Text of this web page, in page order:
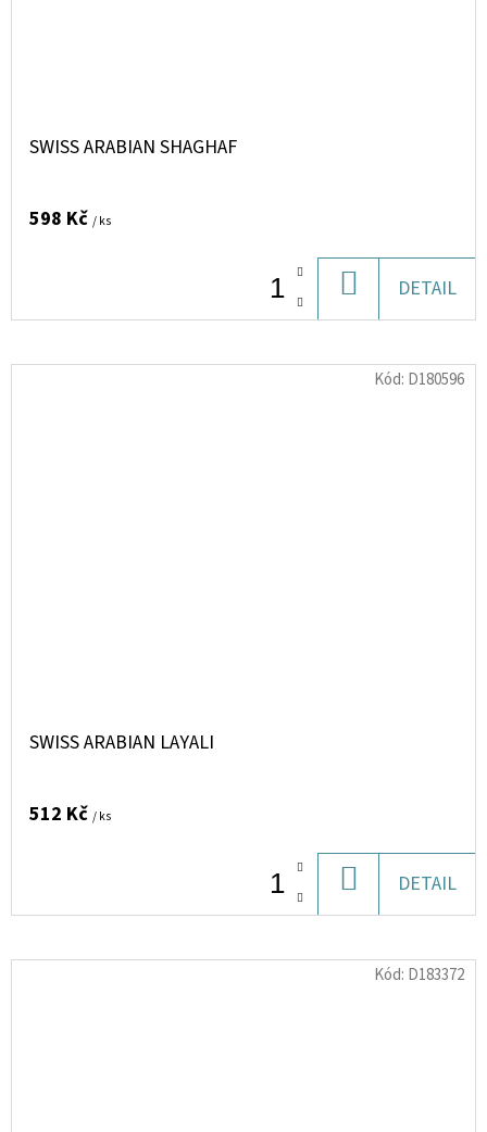
SWISS ARABIAN SHAGHAF
598 Kč / ks
KOŠÍKU
DETAIL
SWISS ARABIAN LAYALI
512 Kč / ks
KOŠÍKU
DETAIL
Kód: D180596
Kód: D183372